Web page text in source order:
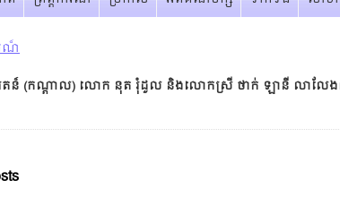
រណ៏
តន៏ (កណ្តាល) លោក នុត រុំដួល​ និងលោកស្រី ថាក់ ឡានី លាល